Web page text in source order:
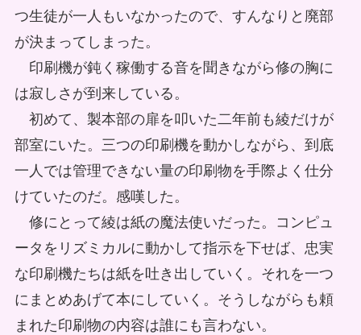
つ生徒が一人もいなかったので、すんなりと廃部
が決まってしまった。
印刷機が鈍く稼働する音を聞きながら修の胸に
は寂しさが到来している。
初めて、製本部の扉を叩いた二年前も綾だけが
部室にいた。三つの印刷機を動かしながら、到底
一人では管理できない量の印刷物を手際よく仕分
けていたのだ。感嘆した。
修にとって綾は紙の魔法使いだった。コンピュ
ータをリズミカルに動かして指示を下せば、忠実
な印刷機たちは紙を吐き出していく。それを一つ
にまとめあげて本にしていく。そうしながらも頼
まれた印刷物の内容は誰にも言わない。